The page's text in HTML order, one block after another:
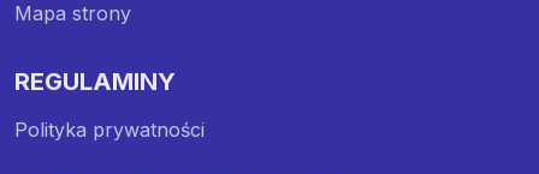
Mapa strony
REGULAMINY
Polityka prywatności